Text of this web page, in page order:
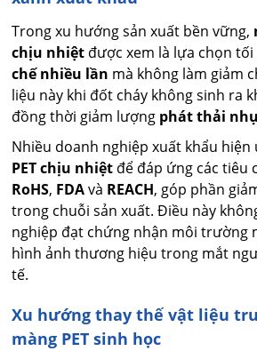
Trong xu hướng sản xuất bền vững,
chịu nhiệt được xem là lựa chọn
chế nhiều lần mà không làm giảm
liệu này khi đốt cháy không sinh ra
đồng thời giảm lượng phát thải
Nhiều doanh nghiệp xuất khẩu
PET chịu nhiệt để đáp ứng các tiêu
RoHS, FDAvà REACH, góp phần
trong chuỗi sản xuất. Điều này
nghiệp đạt chứng nhận môi trường
hình ảnh thương hiệu trong mắt
tế.
Xu hướng thay thế vật liệu
màng PET sinh học